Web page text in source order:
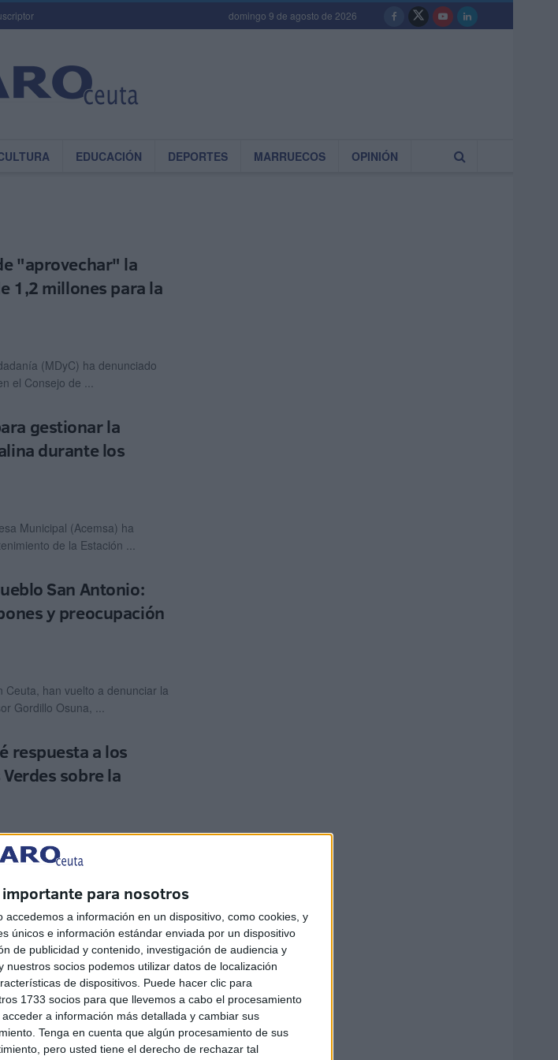
para nosotros
accedemos a información en un dispositivo, como cookies, y
únicos e información estándar enviada por un dispositivo
de publicidad y contenido, investigación de audiencia y
nuestros socios podemos utilizar datos de localización
de dispositivos. Puede hacer clic para
1733 socios para que llevemos a cabo el procesamiento
a información más detallada y cambiar sus
Tenga en cuenta que algún procesamiento de sus
pero usted tiene el derecho de rechazar tal
domingo 9 de agosto de 2026
EDUCACIÓN DEPORTES MARRUECOS OPINIÓN
"aprovechar" la
1,2 millones para la
(MDyC) ha denunciado
el Consejo de ...
gestionar la
durante los
Municipal (Acemsa) ha
de la Estación ...
San Antonio:
y preocupación
Ceuta, han vuelto a denunciar la
Gordillo Osuna, ...
respuesta a los
sobre la
la situación de los
localista ...
libre para varias
Ceuta Empresa Municipal
una nueva ...
de una semana